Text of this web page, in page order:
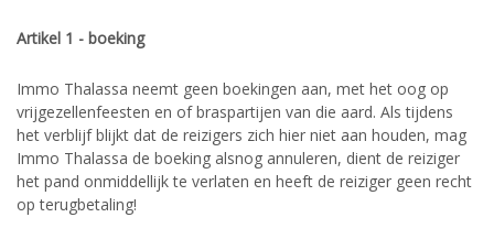
Artikel 1 - boeking
Immo Thalassa neemt geen boekingen aan, met het oog op
vrijgezellenfeesten en of braspartijen van die aard. Als tijdens
het verblijf blijkt dat de reizigers zich hier niet aan houden, mag
Immo Thalassa de boeking alsnog annuleren, dient de reiziger
het pand onmiddellijk te verlaten en heeft de reiziger geen recht
op terugbetaling!